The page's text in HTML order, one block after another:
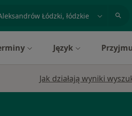
lub dzielnica
Język
Jak działają wyniki